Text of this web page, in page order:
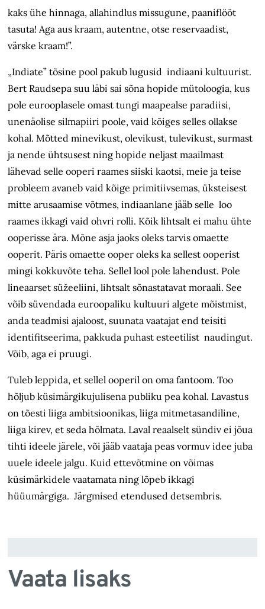
kaks ühe hinnaga, allahindlus missugune, paaniflööt
tasuta! Aga aus kraam, autentne, otse reservaadist,
värske kraam!”.
„Indiate” tõsine pool pakub lugusid indiaani kultuurist.
Bert Raudsepa suu läbi sai sõna hopide mütoloogia, kus
pole eurooplasele omast tungi maapealse paradiisi,
unenäolise silmapiiri poole, vaid kõiges selles ollakse
kohal. Mõtted minevikust, olevikust, tulevikust, surmast
ja nende ühtsusest ning hopide neljast maailmast
lähevad selle ooperi raames siiski kaotsi, meie ja teise
probleem avaneb vaid kõige primitiivsemas, üksteisest
mitte arusaamise võtmes, indiaanlane jääb selle loo
raames ikkagi vaid ohvri rolli. Kõik lihtsalt ei mahu ühte
ooperisse ära. Mõne asja jaoks oleks tarvis omaette
ooperit. Päris omaette ooper oleks ka sellest ooperist
mingi kokkuvõte teha. Sellel lool pole lahendust. Pole
lineaarset süžeeliini, lihtsalt sõnastatavat moraali. See
võib süvendada euroopaliku kultuuri algete mõistmist,
anda teadmisi ajaloost, suunata vaatajat end teisiti
identifitseerima, pakkuda puhast esteetilist naudingut.
Võib, aga ei pruugi.
Tuleb leppida, et sellel ooperil on oma fantoom. Too
hõljub küsimärgikujulisena publiku pea kohal. Lavastus
on tõesti liiga ambitsioonikas, liiga mitmetasandiline,
liiga kirev, et seda hõlmata. Laval reaalselt sündiv ei jõua
tihti ideele järele, või jääb vaataja peas vormuv idee juba
uuele ideele jalgu. Kuid ettevõtmine on võimas
küsimärkidele vaatamata ning lõpeb ikkagi
hüüumärgiga. Järgmised etendused detsembris.
Vaata lisaks